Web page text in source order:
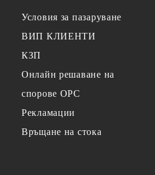
Условия за пазаруване
ВИП КЛИЕНТИ
КЗП
Онлайн решаване на
спорове OPC
Рекламации
Връщане на стока